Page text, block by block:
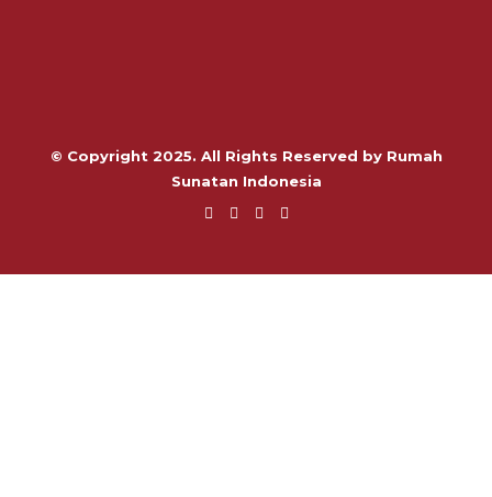
© Copyright 2025. All Rights Reserved by Rumah
Sunatan Indonesia